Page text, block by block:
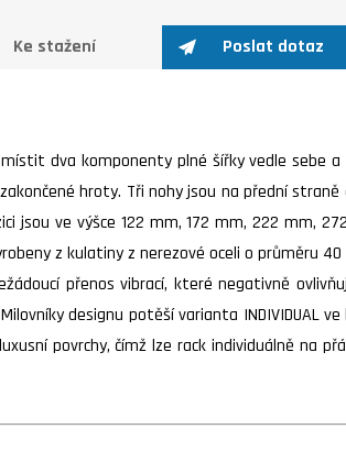
Ke stažení Poslat dotaz
dva komponenty plné šířky vedle
hroty. Tři nohy jsou na přední
jsou ve výšce 122 mm, 172 mm, 222 mm,
z kulatiny z nerezové oceli o průměru
přenos vibrací, které negativně
designu potěší varianta INDIVIDUAL
povrchy, čímž lze rack individuálně na